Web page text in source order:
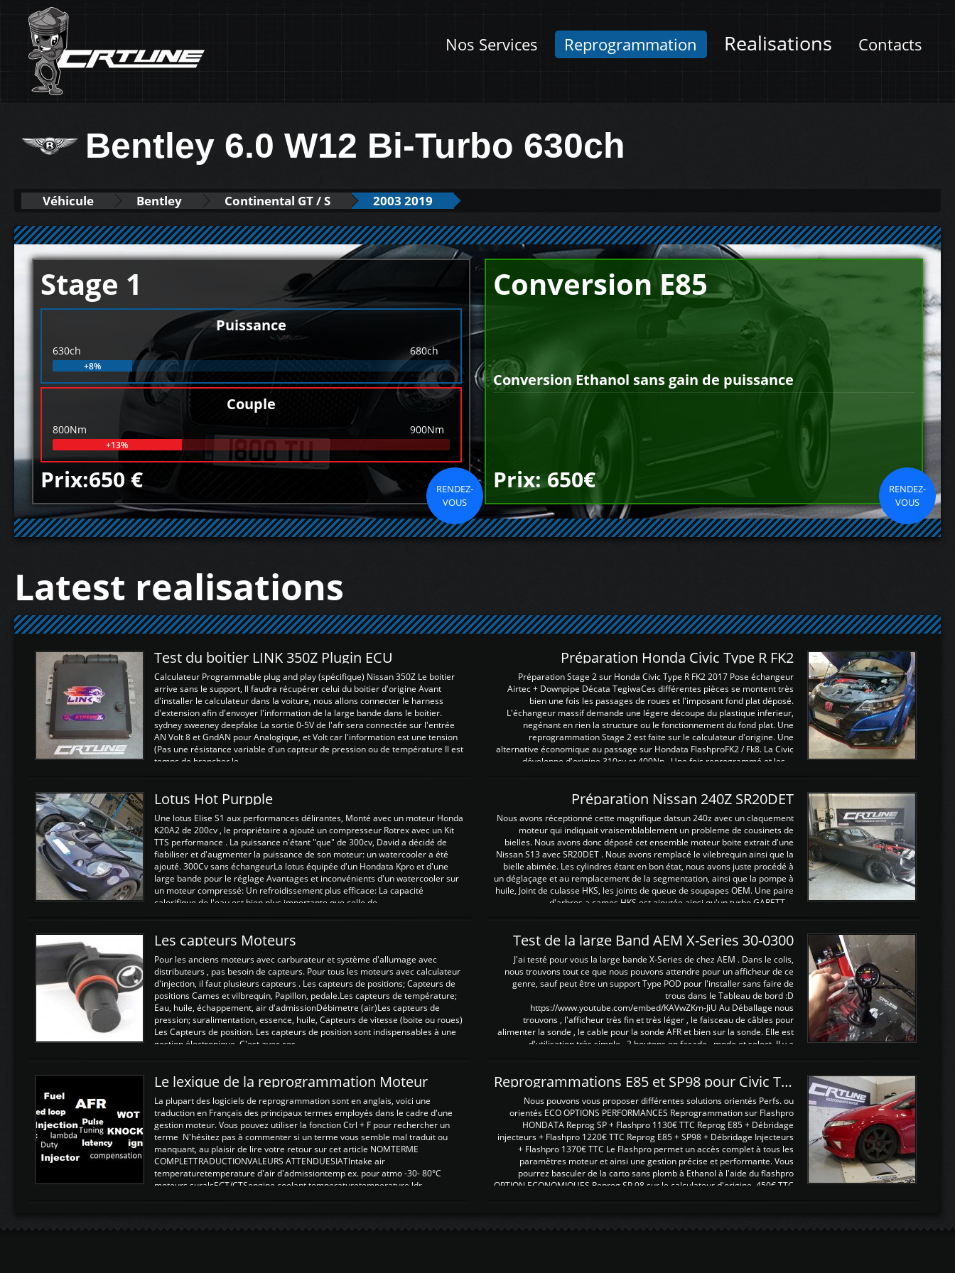
Nos Services Reprogrammation Realisations Contacts
Bentley 6.0 W12 Bi-Turbo 630ch
Véhicule Bentley Continental GT / S 2003 2019
Stage 1
Puissance
630ch 680ch
+8%
Couple
800Nm 900Nm
+13%
Prix:650 €
RENDEZ-
VOUS
Conversion E85
Conversion Ethanol sans gain de puissance
Prix: 650€
RENDEZ-
VOUS
Latest realisations
Test du boitier LINK 350Z Plugin ECU
Calculateur Programmable plug and play (spécifique) Nissan 350Z Le boitier
arrive sans le support, Il faudra récupérer celui du boitier d'origine Avant
d'installer le calculateur dans la voiture, nous allons connecter le harness
d'extension afin d'envoyer l'information de la large bande dans le boitier.
sydney sweeney deepfake La sortie 0-5V de l'afr sera connectée sur l'entrée
AN Volt 8 et GndAN pour Analogique, et Volt car l'information est une tension
(Pas une résistance variable d'un capteur de pression ou de température Il est
temps de brancher le ...
Préparation Honda Civic Type R FK2
Préparation Stage 2 sur Honda Civic Type R FK2 2017 Pose échangeur
Airtec + Downpipe Décata TegiwaCes différentes pièces se montent très
bien une fois les passages de roues et l'imposant fond plat déposé.
L'échangeur massif demande une légere découpe du plastique inferieur,
negénant en rien la structure ou le fonctionnement du fond plat. Une
reprogrammation Stage 2 est faite sur le calculateur d'origine. Une
alternative économique au passage sur Hondata FlashproFK2 / Fk8. La Civic
développe d'origine 310cv et 400Nn , Une fois reprogrammé et les ...
Lotus Hot Purpple
Une lotus Elise S1 aux performances délirantes, Monté avec un moteur Honda
K20A2 de 200cv , le propriétaire a ajouté un compresseur Rotrex avec un Kit
TTS performance . La puissance n'étant "que" de 300cv, David a décidé de
fiabiliser et d'augmenter la puissance de son moteur: un watercooler a été
ajouté. 300Cv sans échangeurLa lotus équipée d'un Hondata Kpro et d'une
large bande pour le réglage Avantages et inconvénients d'un watercooler sur
un moteur compressé: Un refroidissement plus efficace: La capacité
calorifique de l'eau est bien plus importante que celle de ...
Préparation Nissan 240Z SR20DET
Nous avons réceptionné cette magnifique datsun 240z avec un claquement
moteur qui indiquait vraisemblablement un probleme de cousinets de
bielles. Nous avons donc déposé cet ensemble moteur boite extrait d'une
Nissan S13 avec SR20DET . Nous avons remplacé le vilebrequin ainsi que la
bielle abimée. Les cylindres étant en bon état, nous avons juste procédé à
un déglaçage et au remplacement de la segmentation, ainsi que la pompe à
huile, Joint de culasse HKS, les joints de queue de soupapes OEM. Une paire
d'arbres a cames HKS est ajoutée ainsi qu'un turbo GARETT ...
Les capteurs Moteurs
Pour les anciens moteurs avec carburateur et système d'allumage avec
distributeurs , pas besoin de capteurs. Pour tous les moteurs avec calculateur
d'injection, il faut plusieurs capteurs . Les capteurs de positions; Capteurs de
positions Cames et vilbrequin, Papillon, pedale.Les capteurs de température;
Eau, huile, échappement, air d'admissionDébimetre (air)Les capteurs de
pression; suralimentation, essence, huile, Capteurs de vitesse (boite ou roues)
Les Capteurs de position. Les capteurs de position sont indispensables à une
gestion électronique. C'est avec ces ...
Test de la large Band AEM X-Series 30-0300
J'ai testé pour vous la large bande X-Series de chez AEM . Dans le colis,
nous trouvons tout ce que nous pouvons attendre pour un afficheur de ce
genre, sauf peut être un support Type POD pour l'installer sans faire de
trous dans le Tableau de bord :D
https://www.youtube.com/embed/KAVwZKm-JiU Au Déballage nous
trouvons , l'afficheur très fin et très léger , le faisceau de câbles pour
alimenter la sonde , le cable pour la sonde AFR et bien sur la sonde. Elle est
d'utilisation très simple , 2 boutons en façade , mode et select. Il y a
Le lexique de la reprogrammation Moteur
La plupart des logiciels de reprogrammation sont en anglais, voici une
traduction en Français des principaux termes employés dans le cadre d'une
gestion moteur. Vous pouvez utiliser la fonction Ctrl + F pour rechercher un
terme N'hésitez pas à commenter si un terme vous semble mal traduit ou
manquant, au plaisir de lire votre retour sur cet article NOMTERME
COMPLETTRADUCTIONVALEURS ATTENDUESIATIntake air
temperaturetemperature d'air d'admissiontemp ex. pour atmo -30- 80°C
moteurs suralsECT/CTSengine coolant temperaturetemperature ldr
Reprogrammations E85 et SP98 pour Civic Type R FN2
Nous pouvons vous proposer différentes solutions orientés Perfs. ou
orientés ECO OPTIONS PERFORMANCES Reprogrammation sur Flashpro
HONDATA Reprog SP + Flashpro 1130€ TTC Reprog E85 + Débridage
injecteurs + Flashpro 1220€ TTC Reprog E85 + SP98 + Débridage Injecteurs
+ Flashpro 1370€ TTC Le Flashpro permet un accès complet à tous les
paramètres moteur et ainsi une gestion précise et performante. Vous
pourrez basculer de la carto sans plomb à Ethanol à l'aide du flashpro
OPTION ECONOMIQUES Reprog SP 98 sur le calculateur d'origine 450€ TTC